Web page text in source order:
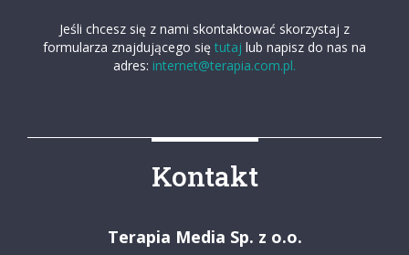
Jeśli chcesz się z nami skontaktować skorzystaj z
formularza znajdującego się tutaj lub napisz do nas na
adres: internet@terapia.com.pl.
Kontakt
Terapia Media Sp. z o.o.